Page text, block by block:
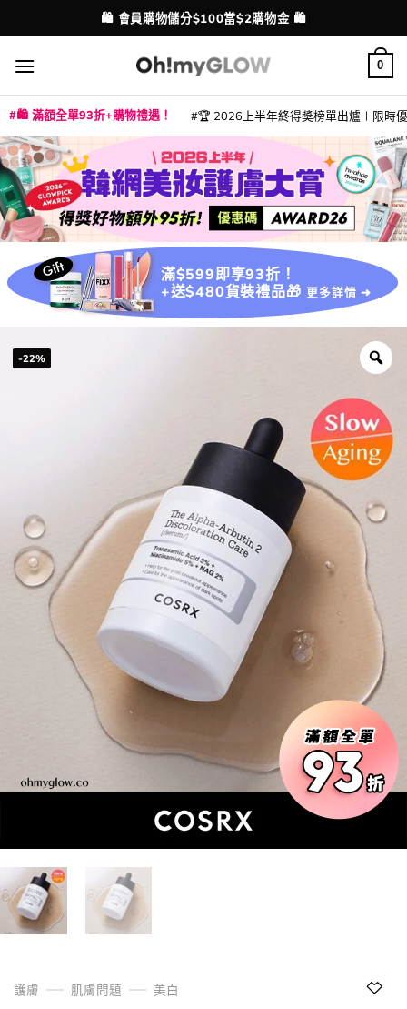
to
content
配送港澳
💳 支援消費券、FPS、八達通、PAYME、信用卡付款
0
🛍️ 滿額全單93折+購物禮遇！ 🏆 2026上半年終得奬榜單出爐＋限時
滿$599即享93折！
+送$480貨裝禮品🎁 更多詳情 ➜
-22%
護膚 肌膚問題
美白